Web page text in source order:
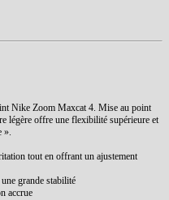
Nike Zoom Maxcat 4. Mise au point
légère offre une flexibilité supérieure et
».
tout en offrant un ajustement
grande stabilité
accrue